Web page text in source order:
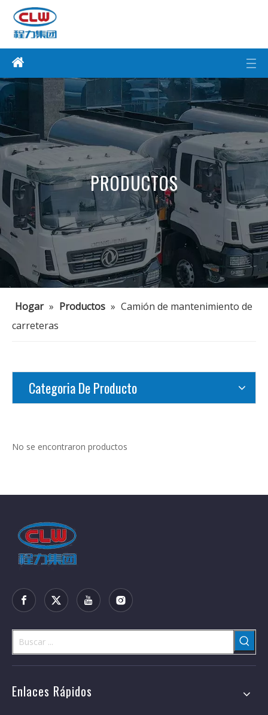
PRODUCTOS
Hogar » Productos » Camión de mantenimiento de
carreteras
Categoria De Producto
No se encontraron productos
Enlaces Rápidos